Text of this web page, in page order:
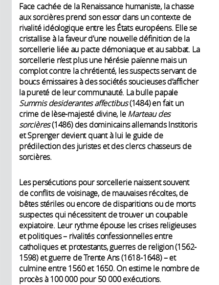
Face cachée de la Renaissance humaniste, la chasse
aux sorcières prend son essor dans un contexte de
rivalité idéologique entre les États européens. Elle se
cristallise à la faveur d’une nouvelle définition de la
sorcellerie liée au pacte démoniaque et au sabbat. La
sorcellerie n’est plus une hérésie païenne mais un
complot contre la chrétienté, les suspects servant de
boucs émissaires à des sociétés soucieuses d’afficher
la pureté de leur communauté. La bulle papale
Summis desiderantes affectibus(1484) en fait un
crime de lèse-majesté divine, leMarteau des
sorcières(1486) des dominicains allemands Institoris
et Sprenger devient quant à lui le guide de
prédilection des juristes et des clercs chasseurs de
sorcières.
Les persécutions pour sorcellerie naissent souvent
de conflits de voisinage, de mauvaises récoltes, de
bêtes stériles ou encore de disparitions ou de morts
suspectes qui nécessitent de trouver un coupable
expiatoire. Leur rythme épouse les crises religieuses
et politiques – rivalités confessionnelles entre
catholiques et protestants, guerres de religion (1562-
1598) et guerre de Trente Ans (1618-1648) – et
culmine entre 1560 et 1650. On estime le nombre de
procès à 100 000 pour 50 000 exécutions.